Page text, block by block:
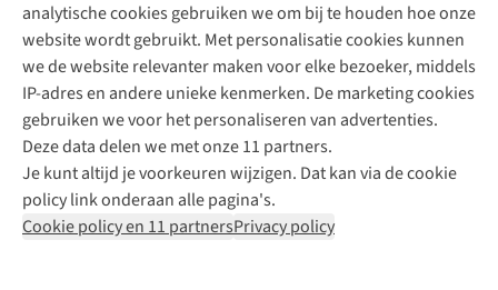
analytische cookies gebruiken we om bij te houden hoe onze
website wordt gebruikt. Met personalisatie cookies kunnen
we de website relevanter maken voor elke bezoeker, middels
IP-adres en andere unieke kenmerken. De marketing cookies
gebruiken we voor het personaliseren van advertenties.
Deze data delen we met onze 11 partners.
Je kunt altijd je voorkeuren wijzigen. Dat kan via de cookie
policy link onderaan alle pagina's.
Cookie policy en 11 partnersPrivacy policy
Contactformulier